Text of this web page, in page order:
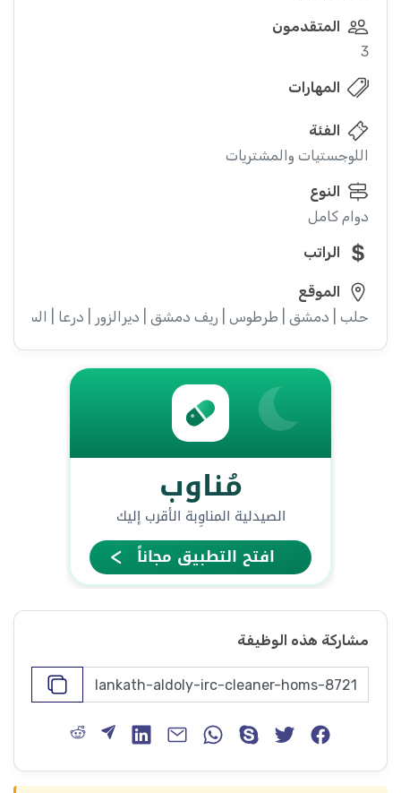
المتقدمون
3
المهارات
الفئة
اللوجستيات والمشتريات
النوع
دوام كامل
الراتب
الموقع
حلب | دمشق | طرطوس | ريف دمشق | ديرالزور | درعا |
مشاركة هذه الوظيفة